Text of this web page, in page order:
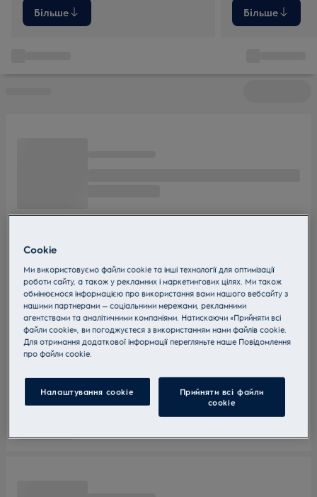
Більше Більше
Cookie
Ми використовуємо файли cookie та інші технології для оптимізації
роботи сайту, а також у рекламних і маркетингових цілях. Ми також
обмінюємося інформацією про використання вами нашого вебсайту з
нашими партнерами — соціальними мережами, рекламними
агентствами та аналітичними компаніями. Натискаючи «Прийняти всі
файли cookie», ви погоджуєтеся з використанням нами файлів cookie.
Для отримання додаткової інформації перегляньте наше Пoвідомлення
прo файли cookie.
Налаштування cookie
Прийняти всі файли
сookie